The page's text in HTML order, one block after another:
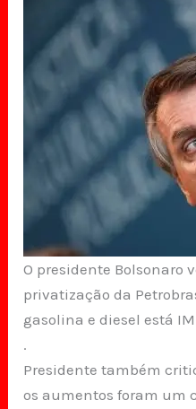
O presidente Bolsonaro
privatização da
gasolina e diesel está
.
Presidente também
os aumentos foram um